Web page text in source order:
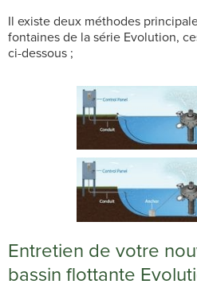
Il existe deux méthodes
fontaines de la série Evolution,
ci-dessous ;
Entretien de votre
bassin flottante